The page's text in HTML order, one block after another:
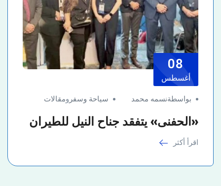
08
أغسطس
بواسطةنسمه محمد سياحة وسفر ومقالات
«الحفنى» يتفقد جناح النيل للطيران
اقرأ أكثر